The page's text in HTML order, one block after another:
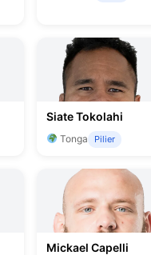
Siate Tokolahi
Tonga Pilier
Mickael Capelli